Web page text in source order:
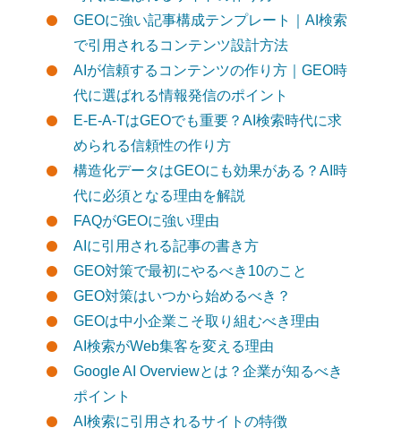
GEOに強い記事構成テンプレート｜AI検索
で引用されるコンテンツ設計方法
AIが信頼するコンテンツの作り方｜GEO時
代に選ばれる情報発信のポイント
E-E-A-TはGEOでも重要？AI検索時代に求
められる信頼性の作り方
構造化データはGEOにも効果がある？AI時
代に必須となる理由を解説
FAQがGEOに強い理由
AIに引用される記事の書き方
GEO対策で最初にやるべき10のこと
GEO対策はいつから始めるべき？
GEOは中小企業こそ取り組むべき理由
AI検索がWeb集客を変える理由
Google AI Overviewとは？企業が知るべき
ポイント
AI検索に引用されるサイトの特徴